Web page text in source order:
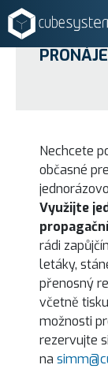
Nechcete
občasné
Využijte
rádi
letáky,
přenosný
včetně
možnosti
rezervujte
na